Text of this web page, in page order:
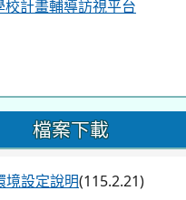
計畫輔導訪視平台
檔案下載
境設定說明(115.2.21)